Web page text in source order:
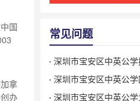
基
际
国
”培
持
拿
办
常见问题
深圳市宝安区中英公学
___1
深圳市宝安区中英公
可以报考吗？___1
深圳市宝安区中英公学